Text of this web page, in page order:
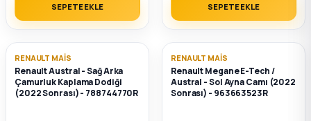
SEPETE EKLE SEPETE EKLE
RENAULT MAIS
Renault Austral - Sağ Arka
Çamurluk Kaplama Dodiği
(2022 Sonrası) - 788744770R
RENAULT MAIS
Renault Megane E-Tech /
Austral - Sol Ayna Camı (2022
Sonrası) - 963663523R